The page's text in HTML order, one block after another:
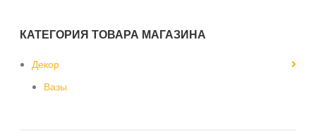
КАТЕГОРИЯ ТОВАРА МАГАЗИНА
Декор
Вазы